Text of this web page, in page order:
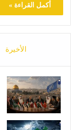
أكمل القراءة »
الأخيرة